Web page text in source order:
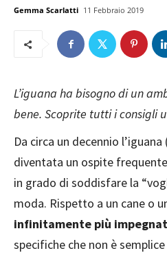
Gemma Scarlatti 11 Febbraio 2019
L’iguana ha bisogno di un
bene. Scoprite tutti i consigli
Da circa un decennio l’iguana
diventata un ospite
in grado di soddisfare la
moda. Rispetto a un cane o
infinitamente più
specifiche che non è